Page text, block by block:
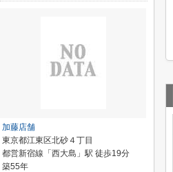
加藤店舗
東京都江東区北砂４丁目
都営新宿線「西大島」駅 徒歩19分
築55年